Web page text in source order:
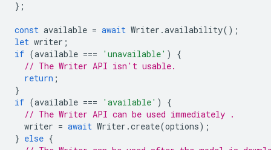
};
const available = await Writer .availability();
let writer ;
if (available === 'unavailable' )
{
// The Writer API isn't usable.
return ;
}
if (available === 'available' )
{
// The Writer API can be used immediately .
writer = await Writer .create(options);
} else {